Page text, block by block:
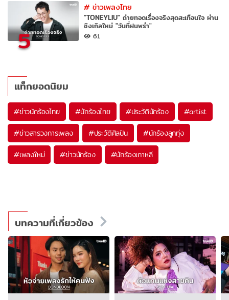
5
#ข่าวเพลงไทย
"TONEYLIU" ถ่ายทอดเรื่องจริงสุดสะเทือนใจ ผ่าน
ซิงเกิลใหม่ "วันที่ฝนพรำ"
61
แท็กยอดนิยม
#ข่าวนักร้องไทย #นักร้องไทย #ประวัตินักร้อง #artist
#ข่าวสารวงการเพลง #ประวัติศิลปิน #นักร้องลูกทุ่ง
#เพลงใหม่ #ข่าวนักร้อง #นักร้องเกาหลี
บทความที่เกี่ยวข้อง